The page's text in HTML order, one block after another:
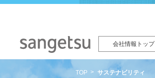
会社情報トップ
TOP サステナビリティ